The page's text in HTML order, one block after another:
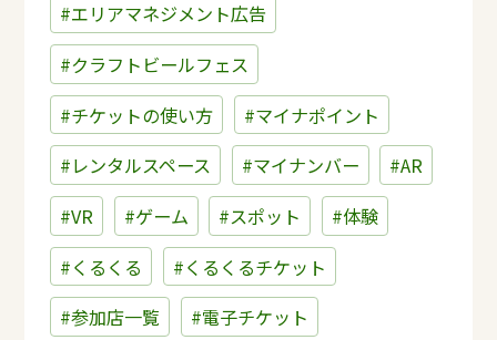
#エリアマネジメント広告
#クラフトビールフェス
#チケットの使い方
#マイナポイント
#レンタルスペース
#マイナンバー
#AR
#VR
#ゲーム #スポット
#体験
#くるくる
#くるくるチケット
#参加店一覧
#電子チケット